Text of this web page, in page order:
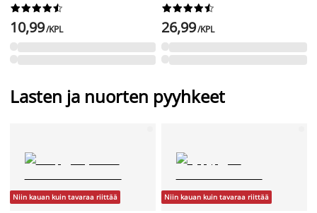






10,99/KPL






26,99/KPL
Lasten ja nuorten pyyhkeet
Niin kauan kuin tavaraa riittää Niin kauan kuin tavaraa riittää